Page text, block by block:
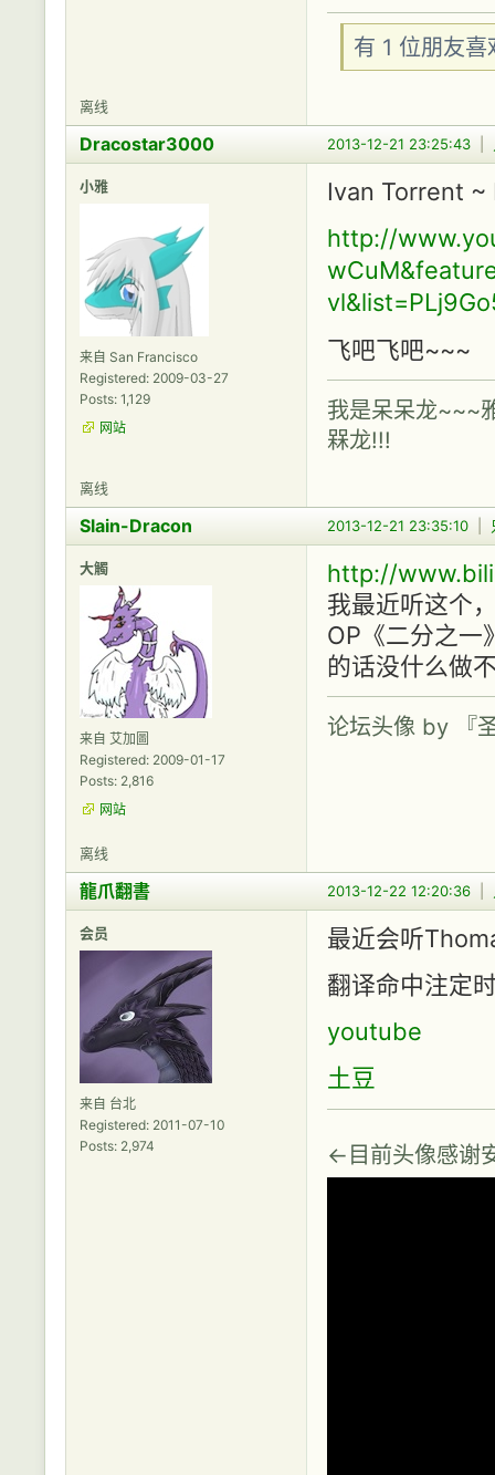
有 1 位朋友
离线
2013-12-21 23:25:43
Dracostar3000
小雅
来自 San Francisco
Registered: 2009-03-27
Posts: 1,129
网站
Ivan Torrent ~
http://
飞吧飞吧~~~
我是呆呆龙~~~
槑龙!!!
离线
2013-12-21 23:35:10
Slain-Dracon
大觸
来自 艾加圖
Registered: 2009-01-17
Posts: 2,816
网站
http://
我最近听这个
OP《二分之一
的话没什么做
论坛头像 by 『
离线
2013-12-22 12:20:36
龍爪翻書
会员
来自 台北
Registered: 2011-07-10
Posts: 2,974
最近会听
翻译命中注定
youtube
土豆
←目前头像感谢